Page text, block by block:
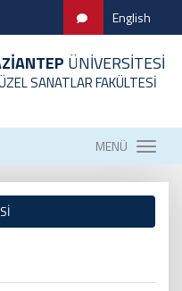
English
ÜNİVERSİTESİ
SANATLAR FAKÜLTESİ
MENÜ